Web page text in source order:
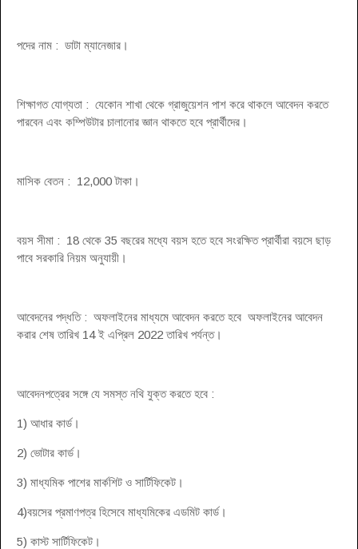
পদের নাম : ডাটা ম্যানেজার।
শিক্ষাগত যোগ্যতা : যেকোন শাখা থেকে গ্রাজুয়েশন পাশ করে থাকলে আবেদন করতে
পারবেন এবং কম্পিউটার চালানোর জ্ঞান থাকতে হবে প্রার্থীদের।
মাসিক বেতন : 12,000 টাকা।
বয়স সীমা : 18 থেকে 35 বছরের মধ্যে বয়স হতে হবে সংরক্ষিত প্রার্থীরা বয়সে ছাড়
পাবে সরকারি নিয়ম অনুযায়ী।
আবেদনের পদ্ধতি : অফলাইনের মাধ্যমে আবেদন করতে হবে অফলাইনের আবেদন
করার শেষ তারিখ 14 ই এপ্রিল 2022 তারিখ পর্যন্ত।
আবেদনপত্রের সঙ্গে যে সমস্ত নথি যুক্ত করতে হবে :
1) আধার কার্ড।
2) ভোটার কার্ড।
3) মাধ্যমিক পাশের মার্কশিট ও সার্টিফিকেট।
4)বয়সের প্রমাণপত্র হিসেবে মাধ্যমিকের এডমিট কার্ড।
5) কাস্ট সার্টিফিকেট।